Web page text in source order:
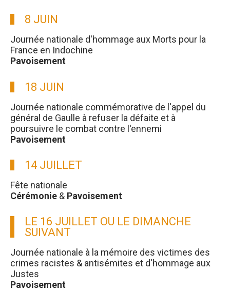
8 JUIN
Journée nationale d'hommage aux Morts pour la
France en Indochine
Pavoisement
18 JUIN
Journée nationale commémorative de l'appel du
général de Gaulle à refuser la défaite et à
poursuivre le combat contre l'ennemi
Pavoisement
14 JUILLET
Fête nationale
Cérémonie & Pavoisement
LE 16 JUILLET OU LE DIMANCHE
SUIVANT
Journée nationale à la mémoire des victimes des
crimes racistes & antisémites et d'hommage aux
Justes
Pavoisement